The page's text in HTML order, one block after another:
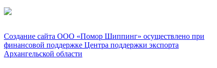
Создание сайта ООО «Помор Шиппинг» осуществлено при
финансовой поддержке Центра поддержки экспорта
Архангельской области